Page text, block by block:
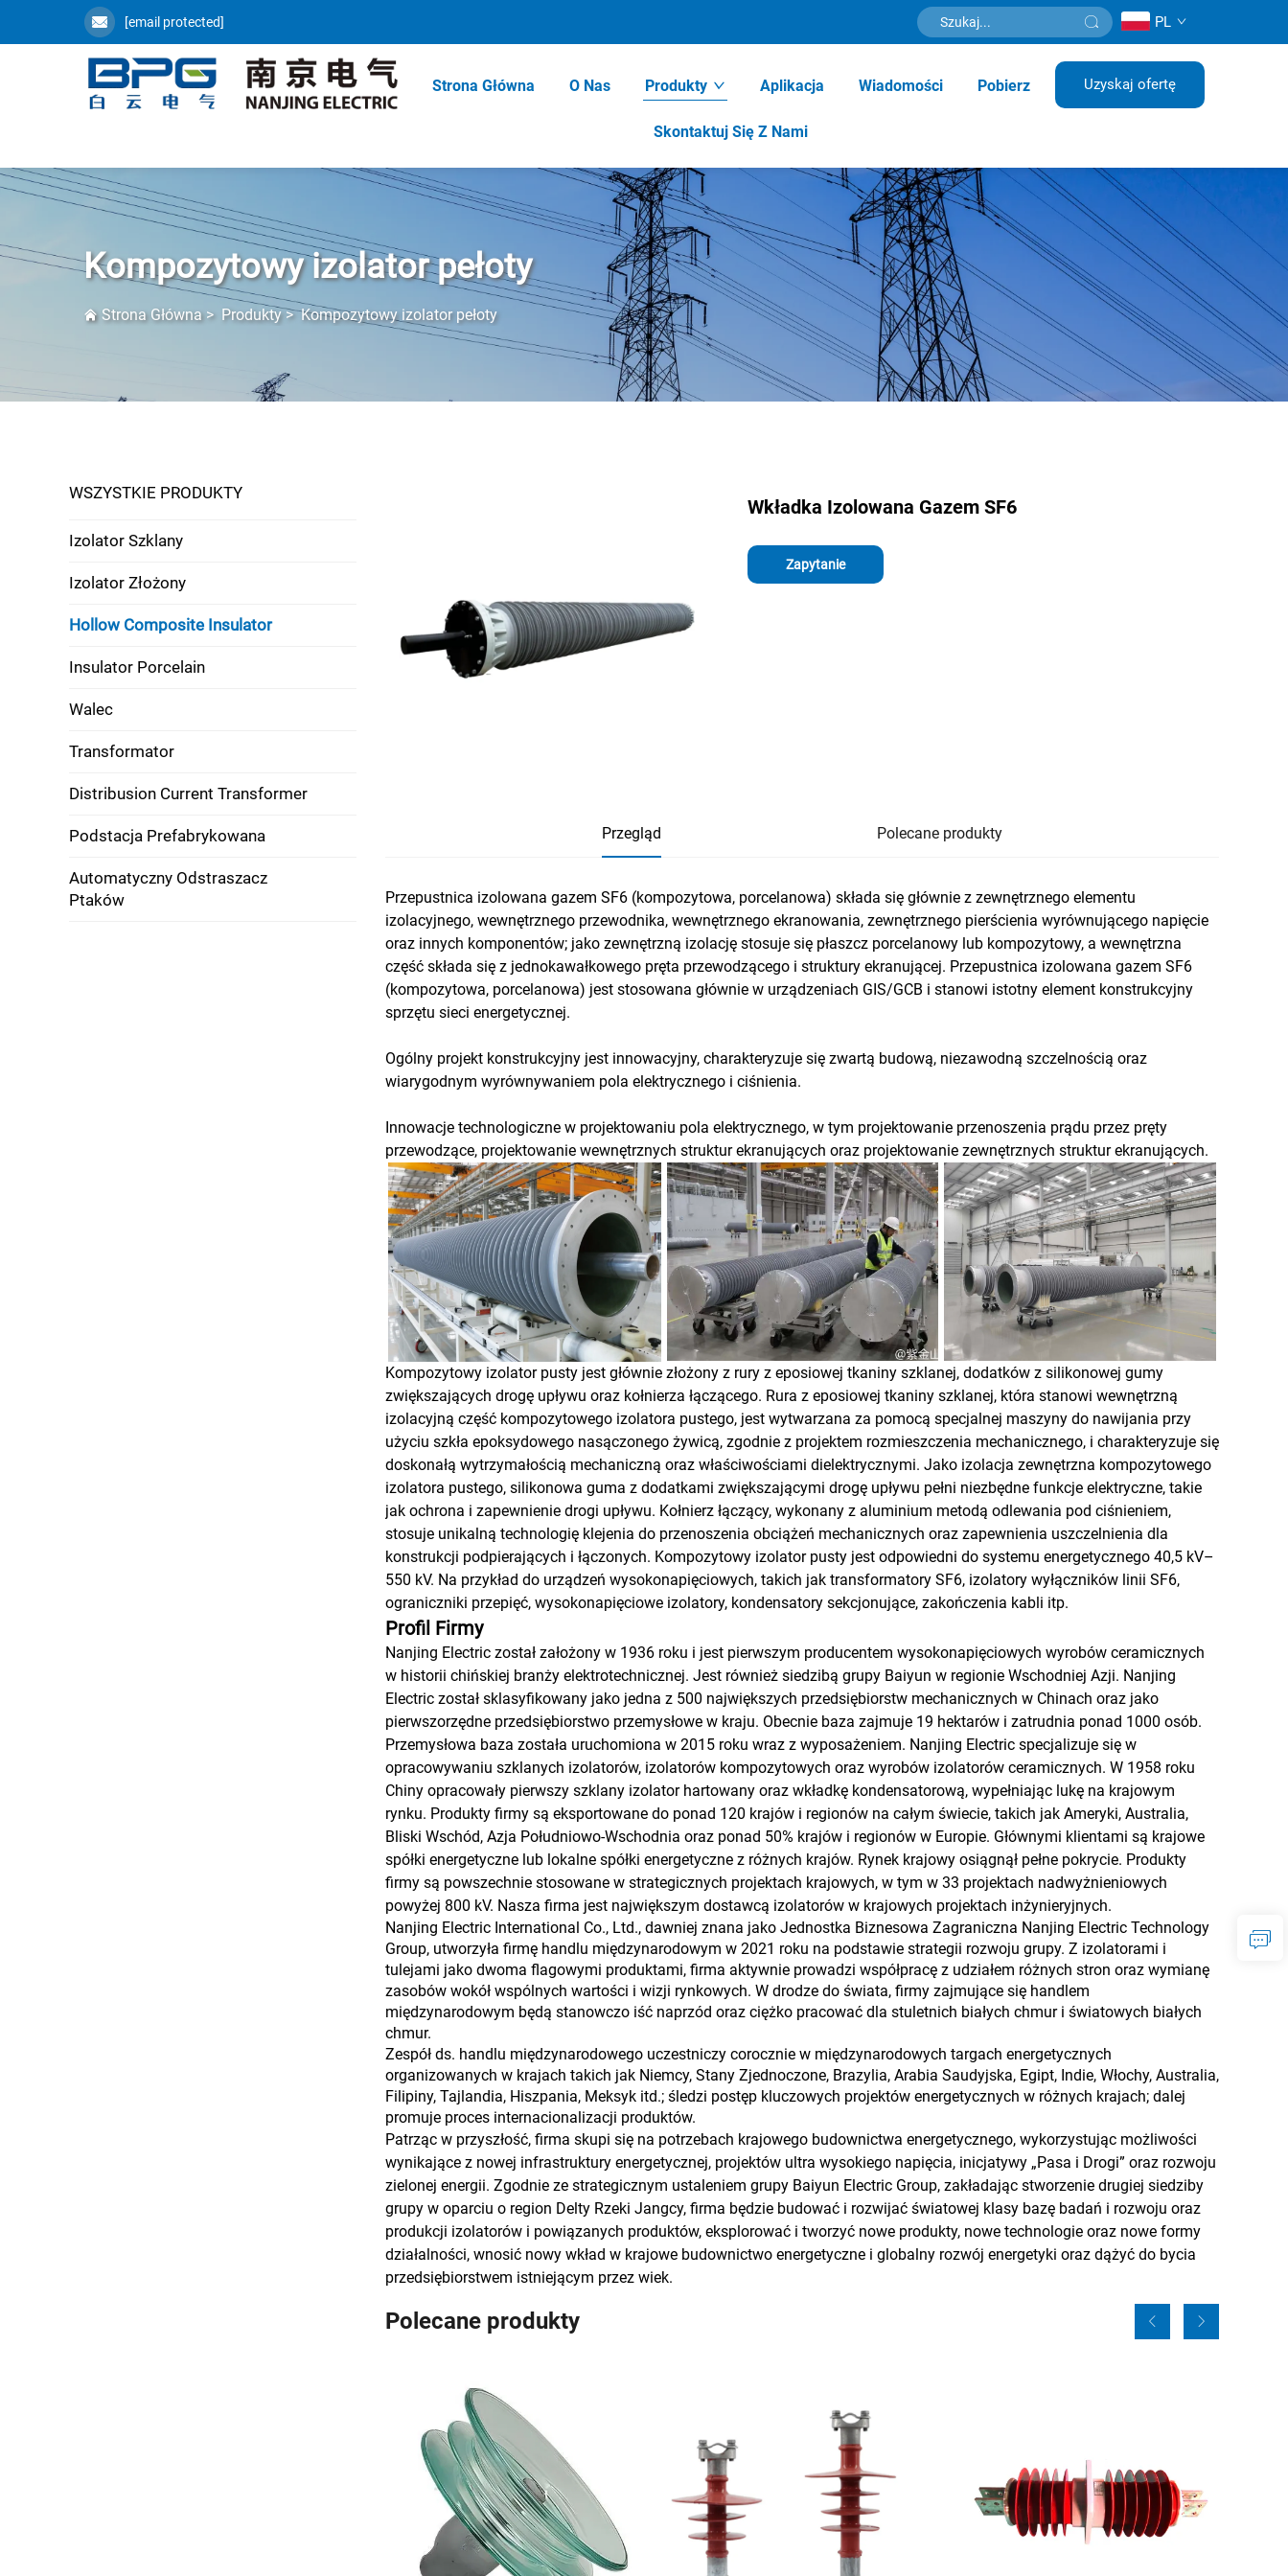
[email protected] PL
Strona Główna O Nas Produkty Aplikacja Wiadomości Pobierz
Skontaktuj Się Z Nami
Uzyskaj ofertę
Kompozytowy izolator pełoty
Strona Główna> Produkty>Kompozytowy izolator pełoty
WSZYSTKIE PRODUKTY
Izolator Szklany
Izolator Złożony
Hollow Composite Insulator
Insulator Porcelain
Walec
Transformator
Distribusion Current Transformer
Podstacja Prefabrykowana
Automatyczny Odstraszacz
Ptaków
Wkładka Izolowana Gazem SF6
Zapytanie
Przegląd Polecane produkty
Przepustnica izolowana gazem SF6 (kompozytowa, porcelanowa) składa się głównie z zewnętrznego elementu
izolacyjnego, wewnętrznego przewodnika, wewnętrznego ekranowania, zewnętrznego pierścienia wyrównującego napięcie
oraz innych komponentów; jako zewnętrzną izolację stosuje się płaszcz porcelanowy lub kompozytowy, a wewnętrzna
część składa się z jednokawałkowego pręta przewodzącego i struktury ekranującej. Przepustnica izolowana gazem SF6
(kompozytowa, porcelanowa) jest stosowana głównie w urządzeniach GIS/GCB i stanowi istotny element konstrukcyjny
sprzętu sieci energetycznej.
Ogólny projekt konstrukcyjny jest innowacyjny, charakteryzuje się zwartą budową, niezawodną szczelnością oraz
wiarygodnym wyrównywaniem pola elektrycznego i ciśnienia.
Innowacje technologiczne w projektowaniu pola elektrycznego, w tym projektowanie przenoszenia prądu przez pręty
przewodzące, projektowanie wewnętrznych struktur ekranujących oraz projektowanie zewnętrznych struktur ekranujących.
Kompozytowy izolator pusty jest głównie złożony z rury z eposiowej tkaniny szklanej, dodatków z silikonowej gumy
zwiększających drogę upływu oraz kołnierza łączącego. Rura z eposiowej tkaniny szklanej, która stanowi wewnętrzną
izolacyjną część kompozytowego izolatora pustego, jest wytwarzana za pomocą specjalnej maszyny do nawijania przy
użyciu szkła epoksydowego nasączonego żywicą, zgodnie z projektem rozmieszczenia mechanicznego, i charakteryzuje się
doskonałą wytrzymałością mechaniczną oraz właściwościami dielektrycznymi. Jako izolacja zewnętrzna kompozytowego
izolatora pustego, silikonowa guma z dodatkami zwiększającymi drogę upływu pełni niezbędne funkcje elektryczne, takie
jak ochrona i zapewnienie drogi upływu. Kołnierz łączący, wykonany z aluminium metodą odlewania pod ciśnieniem,
stosuje unikalną technologię klejenia do przenoszenia obciążeń mechanicznych oraz zapewnienia uszczelnienia dla
konstrukcji podpierających i łączonych. Kompozytowy izolator pusty jest odpowiedni do systemu energetycznego 40,5 kV–
550 kV. Na przykład do urządzeń wysokonapięciowych, takich jak transformatory SF6, izolatory wyłączników linii SF6,
ograniczniki przepięć, wysokonapięciowe izolatory, kondensatory sekcjonujące, zakończenia kabli itp.
Profil Firmy
Nanjing Electric został założony w 1936 roku i jest pierwszym producentem wysokonapięciowych wyrobów ceramicznych
w historii chińskiej branży elektrotechnicznej. Jest również siedzibą grupy Baiyun w regionie Wschodniej Azji. Nanjing
Electric został sklasyfikowany jako jedna z 500 największych przedsiębiorstw mechanicznych w Chinach oraz jako
pierwszorzędne przedsiębiorstwo przemysłowe w kraju. Obecnie baza zajmuje 19 hektarów i zatrudnia ponad 1000 osób.
Przemysłowa baza została uruchomiona w 2015 roku wraz z wyposażeniem. Nanjing Electric specjalizuje się w
opracowywaniu szklanych izolatorów, izolatorów kompozytowych oraz wyrobów izolatorów ceramicznych. W 1958 roku
Chiny opracowały pierwszy szklany izolator hartowany oraz wkładkę kondensatorową, wypełniając lukę na krajowym
rynku. Produkty firmy są eksportowane do ponad 120 krajów i regionów na całym świecie, takich jak Ameryki, Australia,
Bliski Wschód, Azja Południowo-Wschodnia oraz ponad 50% krajów i regionów w Europie. Głównymi klientami są krajowe
spółki energetyczne lub lokalne spółki energetyczne z różnych krajów. Rynek krajowy osiągnął pełne pokrycie. Produkty
firmy są powszechnie stosowane w strategicznych projektach krajowych, w tym w 33 projektach nadwyżnieniowych
powyżej 800 kV. Nasza firma jest największym dostawcą izolatorów w krajowych projektach inżynieryjnych.
Nanjing Electric International Co., Ltd., dawniej znana jako Jednostka Biznesowa Zagraniczna Nanjing Electric Technology
Group, utworzyła firmę handlu międzynarodowym w 2021 roku na podstawie strategii rozwoju grupy. Z izolatorami i
tulejami jako dwoma flagowymi produktami, firma aktywnie prowadzi współpracę z udziałem różnych stron oraz wymianę
zasobów wokół wspólnych wartości i wizji rynkowych. W drodze do świata, firmy zajmujące się handlem
międzynarodowym będą stanowczo iść naprzód oraz ciężko pracować dla stuletnich białych chmur i światowych białych
chmur.
Zespół ds. handlu międzynarodowego uczestniczy corocznie w międzynarodowych targach energetycznych
organizowanych w krajach takich jak Niemcy, Stany Zjednoczone, Brazylia, Arabia Saudyjska, Egipt, Indie, Włochy, Australia,
Filipiny, Tajlandia, Hiszpania, Meksyk itd.; śledzi postęp kluczowych projektów energetycznych w różnych krajach; dalej
promuje proces internacionalizacji produktów.
Patrząc w przyszłość, firma skupi się na potrzebach krajowego budownictwa energetycznego, wykorzystując możliwości
wynikające z nowej infrastruktury energetycznej, projektów ultra wysokiego napięcia, inicjatywy „Pasa i Drogi” oraz rozwoju
zielonej energii. Zgodnie ze strategicznym ustaleniem grupy Baiyun Electric Group, zakładając stworzenie drugiej siedziby
grupy w oparciu o region Delty Rzeki Jangcy, firma będzie budować i rozwijać światowej klasy bazę badań i rozwoju oraz
produkcji izolatorów i powiązanych produktów, eksplorować i tworzyć nowe produkty, nowe technologie oraz nowe formy
działalności, wnosić nowy wkład w krajowe budownictwo energetyczne i globalny rozwój energetyki oraz dążyć do bycia
przedsiębiorstwem istniejącym przez wiek.
Polecane produkty